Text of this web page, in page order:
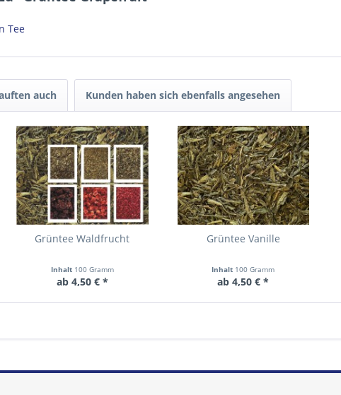
Tee
auch Kunden haben sich ebenfalls angesehen
Grüntee Waldfrucht
Inhalt 100 Gramm
ab 4,50 € *
Grüntee Vanille
Inhalt 100 Gramm
ab 4,50 € *